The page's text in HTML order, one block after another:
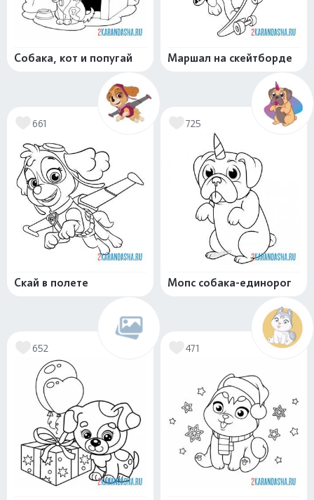
Собака, кот и попугай Маршал на скейтборде
661
Скай в полете
725
Мопс собака-единорог
652 471